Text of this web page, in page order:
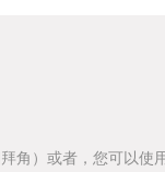
角）或者，您可以使